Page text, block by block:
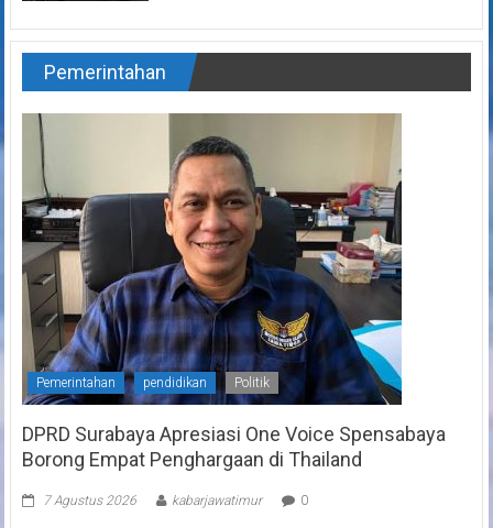
Pemerintahan
Pemerintahan pendidikan Politik
DPRD Surabaya Apresiasi One Voice Spensabaya
Borong Empat Penghargaan di Thailand
7 Agustus 2026 kabarjawatimur 0